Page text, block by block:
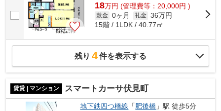
18万円 (管理費等：20,000円 )
敷金 0ヶ月 礼金 36万円
15階 / 1LDK / 40.77㎡
残り 4件を表示する
賃貸 | マンション スマートカーサ伏見町
地下鉄四つ橋線 「肥後橋 」駅 徒歩5分